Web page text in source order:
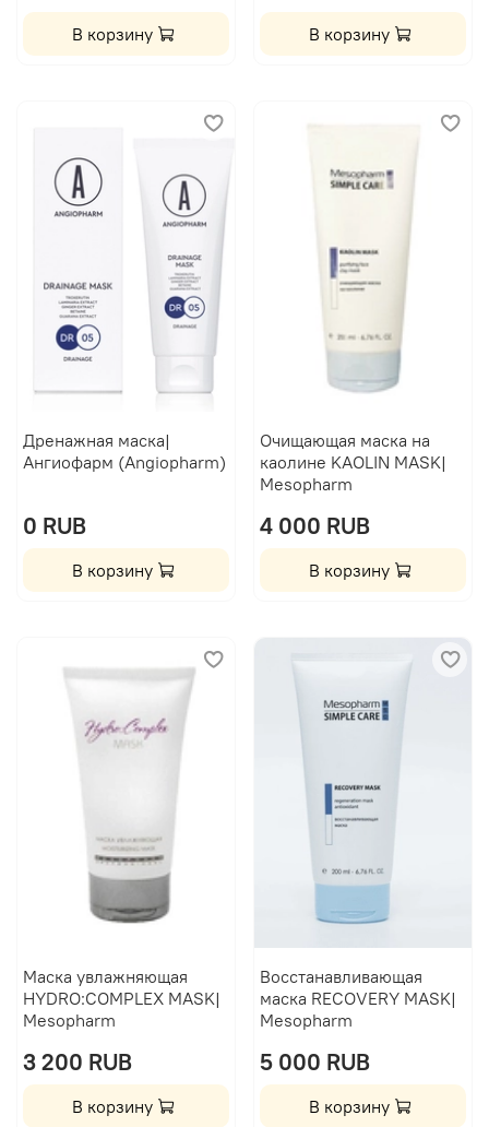
В корзину В корзину
Дренажная маска|
Ангиофарм (Angiopharm)
0 RUB
В корзину
Очищающая маска на
каолине KAOLIN MASK|
Mesopharm
4 000 RUB
В корзину
Маска увлажняющая
HYDRO:COMPLEX MASK|
Mesopharm
3 200 RUB
В корзину
Восстанавливающая
маска RECOVERY MASK|
Mesopharm
5 000 RUB
В корзину